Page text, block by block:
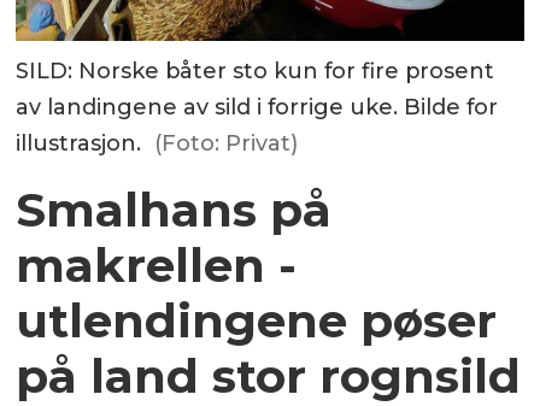
SILD: Norske båter sto kun for fire prosent
av landingene av sild i forrige uke. Bilde for
illustrasjon. (Foto: Privat)
Smalhans på
makrellen -
utlendingene pøser
på land stor rognsild